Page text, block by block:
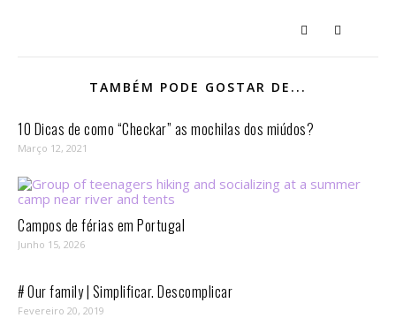
TAMBÉM PODE GOSTAR DE...
10 Dicas de como “Checkar” as mochilas dos miúdos?
Março 12, 2021
Campos de férias em Portugal
Junho 15, 2026
# Our family | Simplificar. Descomplicar
Fevereiro 20, 2019